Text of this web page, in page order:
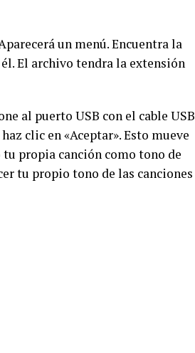
un menú. Encuentra la
El archivo tendra la extensión
al puerto USB con el cable USB
clic en «Aceptar». Esto mueve
propia canción como tono de
tu propio tono de las canciones